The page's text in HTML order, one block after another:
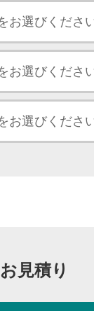
お見積り